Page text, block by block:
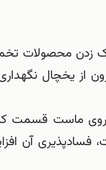
زدن محصولات
از یخچال
روی ماست قسمت
آن